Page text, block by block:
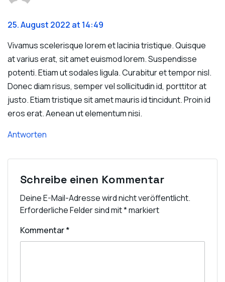
25. August 2022 at 14:49
Vivamus scelerisque lorem et lacinia tristique. Quisque
at varius erat, sit amet euismod lorem. Suspendisse
potenti. Etiam ut sodales ligula. Curabitur et tempor nisl.
Donec diam risus, semper vel sollicitudin id, porttitor at
justo. Etiam tristique sit amet mauris id tincidunt. Proin id
eros erat. Aenean ut elementum nisi.
Antworten
Schreibe einen Kommentar
Deine E-Mail-Adresse wird nicht veröffentlicht.
Erforderliche Felder sind mit*markiert
Kommentar*